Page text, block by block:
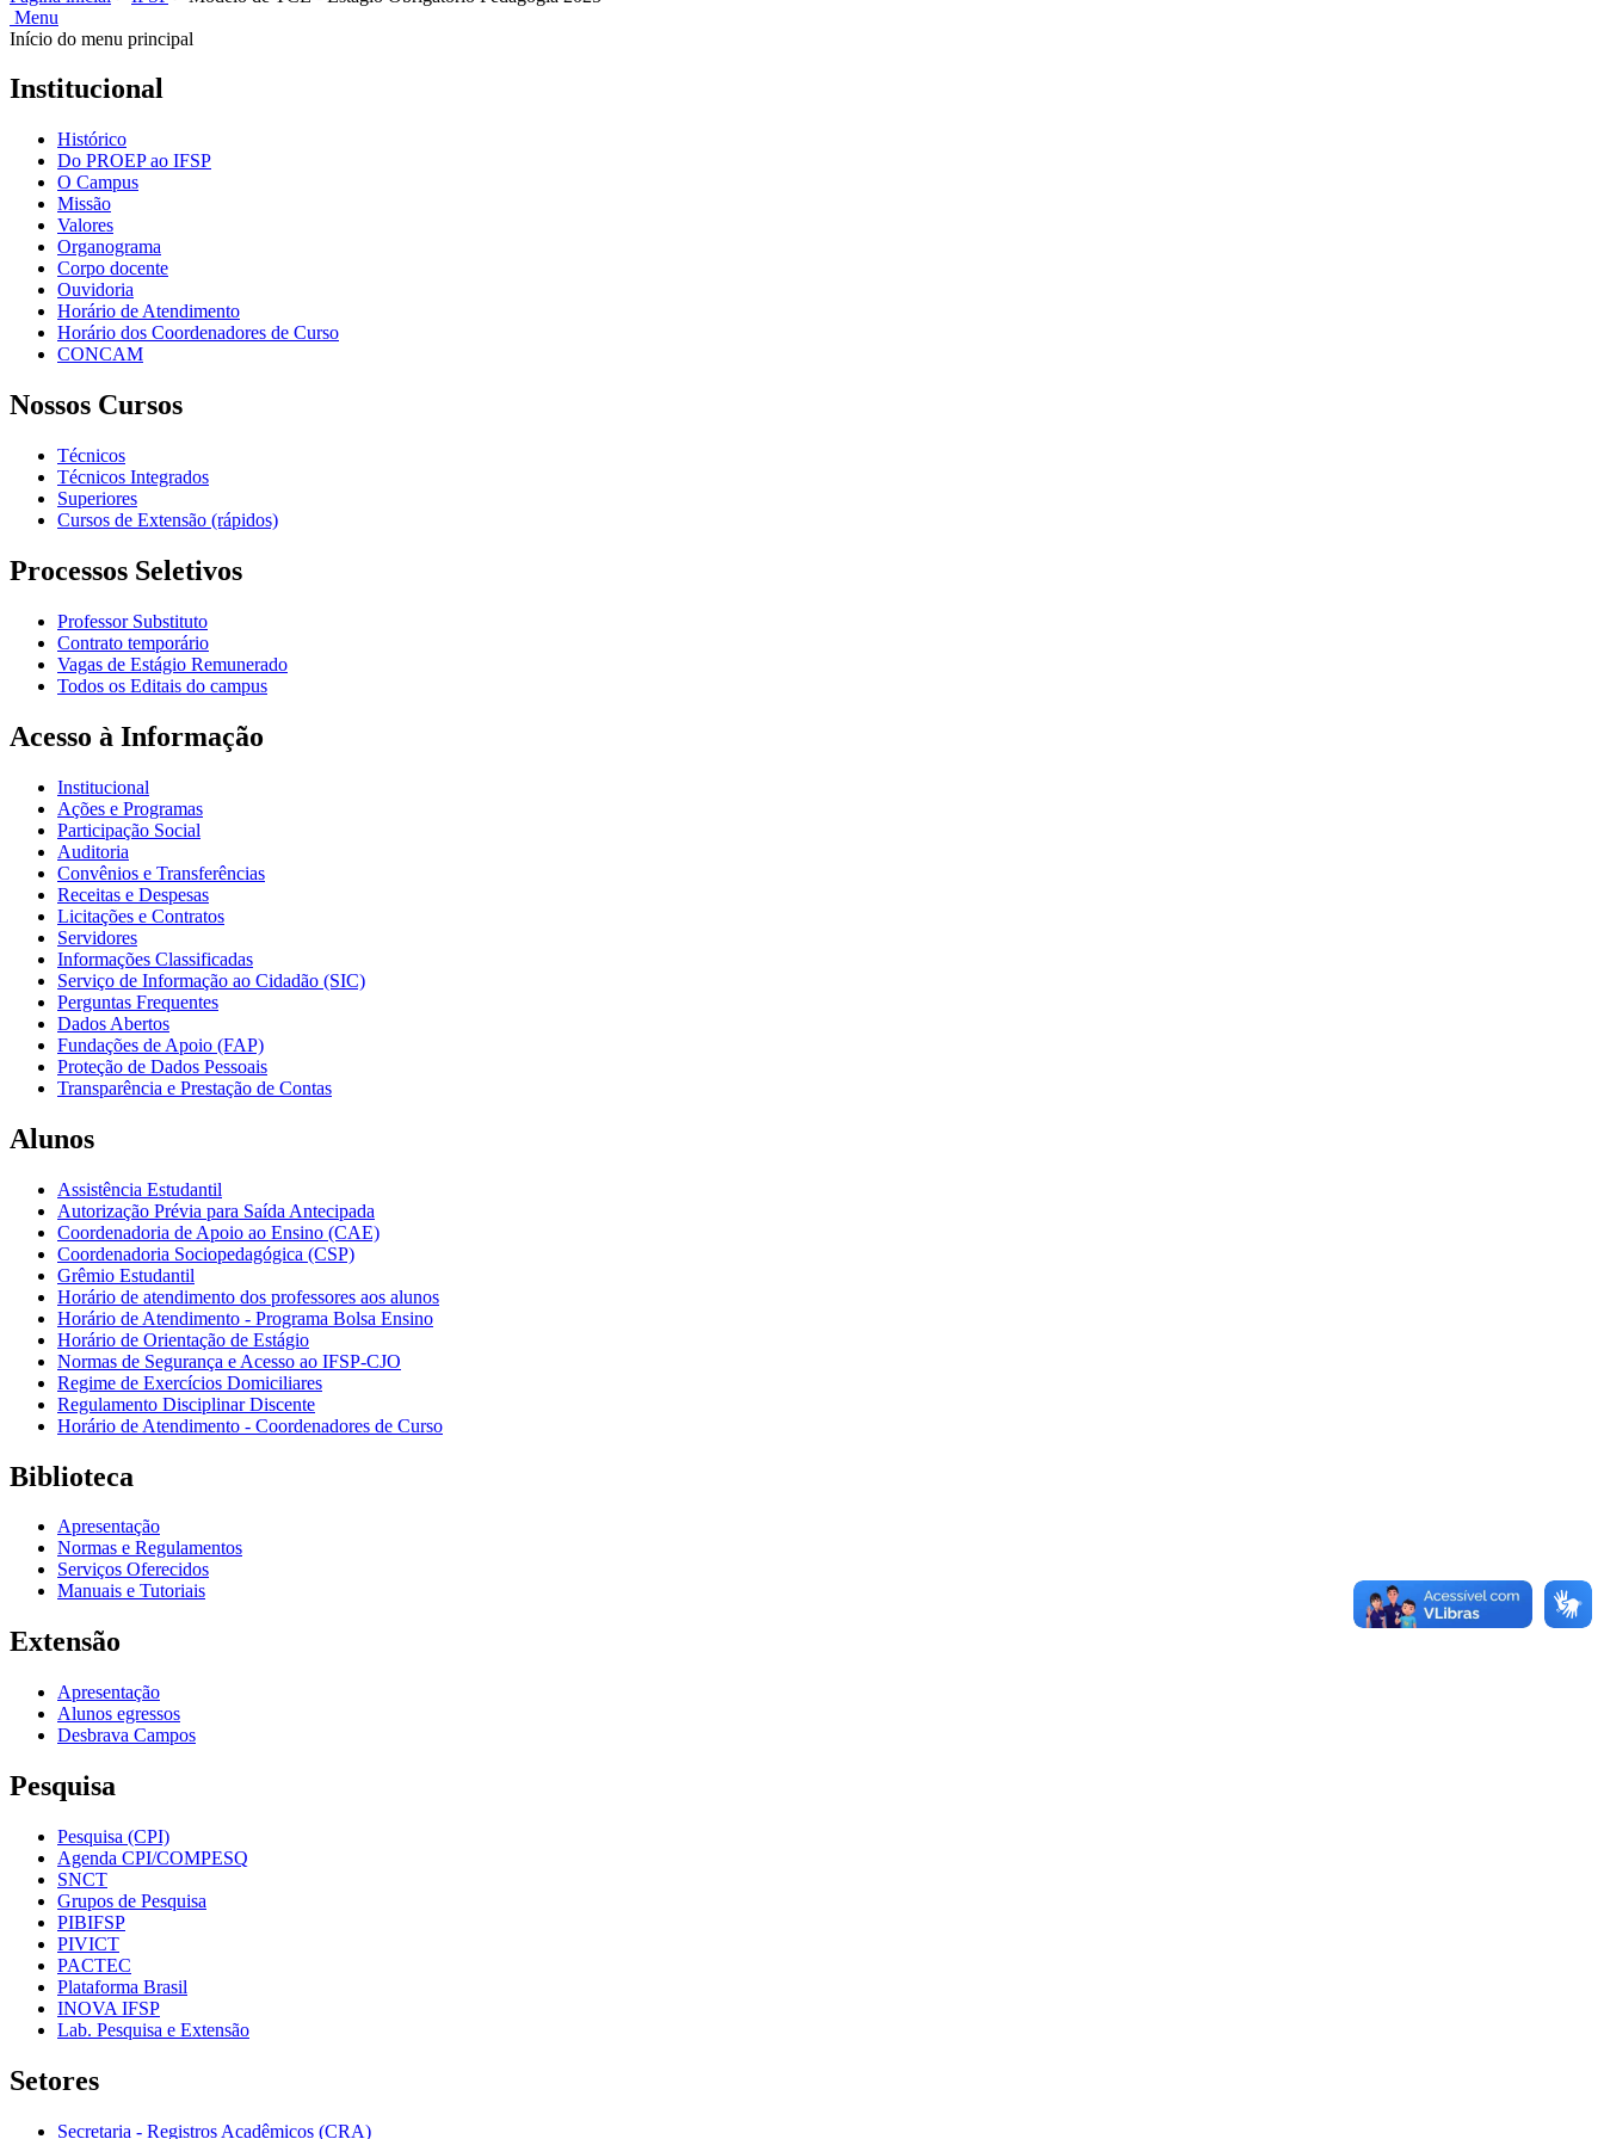
Menu
Início do menu principal
Institucional
Histórico
Do PROEP ao IFSP
O Campus
Missão
Valores
Organograma
Corpo docente
Ouvidoria
Horário de Atendimento
Horário dos Coordenadores de Curso
CONCAM
Nossos Cursos
Técnicos
Técnicos Integrados
Superiores
Cursos de Extensão (rápidos)
Processos Seletivos
Professor Substituto
Contrato temporário
Vagas de Estágio Remunerado
Todos os Editais do campus
Acesso à Informação
Institucional
Ações e Programas
Participação Social
Auditoria
Convênios e Transferências
Receitas e Despesas
Licitações e Contratos
Servidores
Informações Classificadas
Serviço de Informação ao Cidadão (SIC)
Perguntas Frequentes
Dados Abertos
Fundações de Apoio (FAP)
Proteção de Dados Pessoais
Transparência e Prestação de Contas
Alunos
Assistência Estudantil
Autorização Prévia para Saída Antecipada
Coordenadoria de Apoio ao Ensino (CAE)
Coordenadoria Sociopedagógica (CSP)
Grêmio Estudantil
Horário de atendimento dos professores aos alunos
Horário de Atendimento - Programa Bolsa Ensino
Horário de Orientação de Estágio
Normas de Segurança e Acesso ao IFSP-CJO
Regime de Exercícios Domiciliares
Regulamento Disciplinar Discente
Horário de Atendimento - Coordenadores de Curso
Biblioteca
Apresentação
Normas e Regulamentos
Serviços Oferecidos
Manuais e Tutoriais
Extensão
Apresentação
Alunos egressos
Desbrava Campos
Pesquisa
Pesquisa (CPI)
Agenda CPI/COMPESQ
SNCT
Grupos de Pesquisa
PIBIFSP
PIVICT
PACTEC
Plataforma Brasil
INOVA IFSP
Lab. Pesquisa e Extensão
Setores
Secretaria - Registros Acadêmicos (CRA)